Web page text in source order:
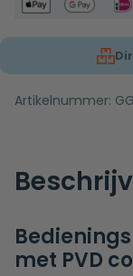
Artikelnummer:
met PVD